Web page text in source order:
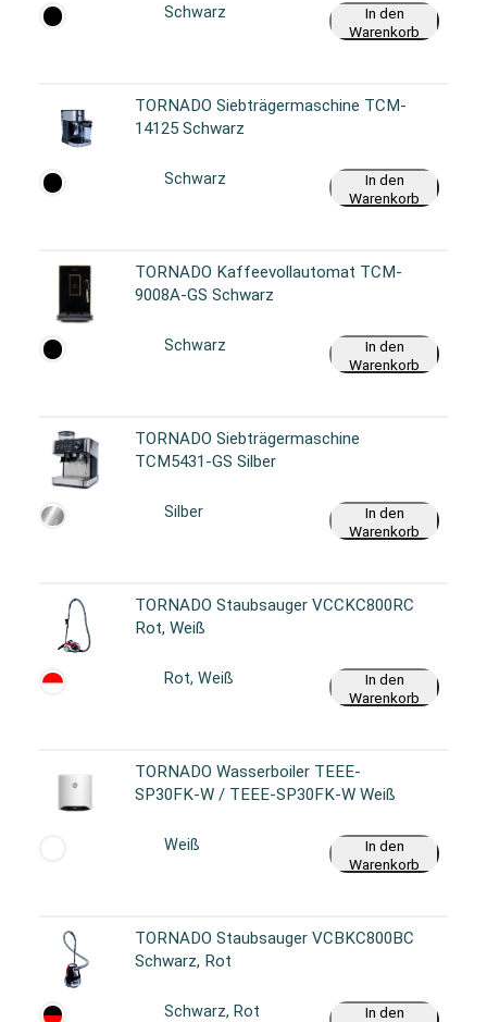
Schwarz
In den
Warenkorb
TORNADO Siebträgermaschine TCM-
14125 Schwarz
Schwarz
In den
Warenkorb
TORNADO Kaffeevollautomat TCM-
9008A-GS Schwarz
Schwarz
In den
Warenkorb
TORNADO Siebträgermaschine
TCM5431-GS Silber
Silber
In den
Warenkorb
TORNADO Staubsauger VCCKC800RC
Rot, Weiß
Rot, Weiß
In den
Warenkorb
TORNADO Wasserboiler TEEE-
SP30FK-W / TEEE-SP30FK-W Weiß
Weiß
In den
Warenkorb
TORNADO Staubsauger VCBKC800BC
Schwarz, Rot
Schwarz, Rot In den